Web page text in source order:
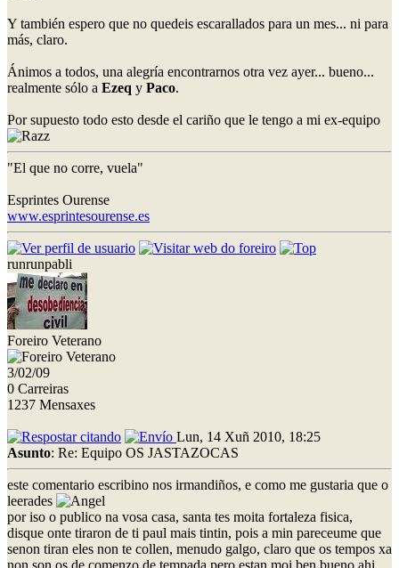
Y también espero que no quedeis escarallados para un mes... ni para
más, claro.
Ánimos a todos, una alegría encontrarnos otra vez ayer... bueno...
realmente sólo a Ezeq y Paco.
Por supuesto todo esto desde el cariño que le tengo a mi ex-equipo
"El que no corre, vuela"
Esprintes Ourense
www.esprintesourense.es
runrunpabli
Foreiro Veterano
3/02/09
0 Carreiras
1237 Mensaxes
Lun, 14 Xuñ 2010, 18:25
Asunto: Re: Equipo OS JASTAZOCAS
este comentario escribino nos irmandiños, e como me gustaria que o
leerades
por iso o publico na vosa casa, santa tes moita fortaleza fisica,
disque onte tiraron de ti paul mais tintin, pois a min pareceume que
senon tiran eles non te collen, menudo galgo, claro que os tempos xa
non son os de comenzo de tempada pero estan moi ben,bueno ahi